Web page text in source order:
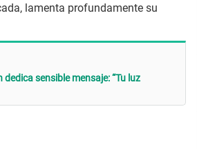
lamenta profundamente su
sensible mensaje: “Tu luz